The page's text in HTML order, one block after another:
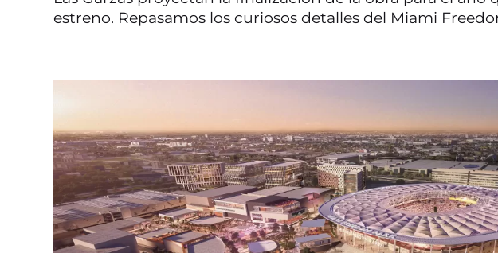
estreno. Repasamos los curiosos detalles del Miami